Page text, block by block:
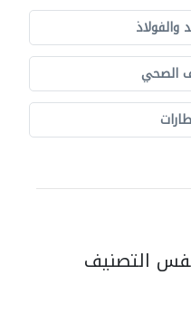
والفولاذ
الصحي
التصنيف